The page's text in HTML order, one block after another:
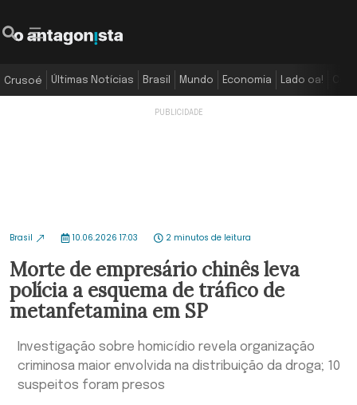
Crusoé Últimas Notícias Brasil Mundo Economia Lado oa!
Brasil 10.06.2026 17:03 2 minutos de leitura
Morte de empresário chinês leva
polícia a esquema de tráfico de
metanfetamina em SP
Investigação sobre homicídio revela organização
criminosa maior envolvida na distribuição da droga; 10
suspeitos foram presos